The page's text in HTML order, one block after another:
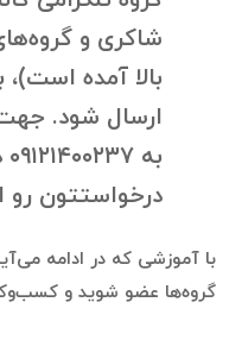
شاکری و
بالا آمده
ارسال شود. جهت
درخواستتون رو
با آموزشی که در ادامه
گروه‌ها عضو شوید و